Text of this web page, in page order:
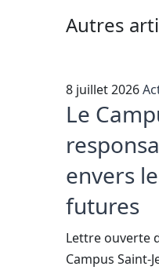
Autres
8 juillet 2026
Le
envers
futures
Lettre ouverte
Campus Saint-